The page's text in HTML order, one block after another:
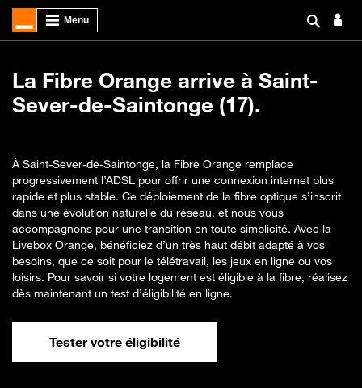
La Fibre Orange arrive à Saint-
Sever-de-Saintonge (17).
À Saint-Sever-de-Saintonge, la Fibre Orange remplace
progressivement l’ADSL pour offrir une connexion internet plus
rapide et plus stable. Ce déploiement de la fibre optique s’inscrit
dans une évolution naturelle du réseau, et nous vous
accompagnons pour une transition en toute simplicité. Avec la
Livebox Orange, bénéficiez d’un très haut débit adapté à vos
besoins, que ce soit pour le télétravail, les jeux en ligne ou vos
loisirs. Pour savoir si votre logement est éligible à la fibre, réalisez
dès maintenant un test d’éligibilité en ligne.
Tester votre éligibilité